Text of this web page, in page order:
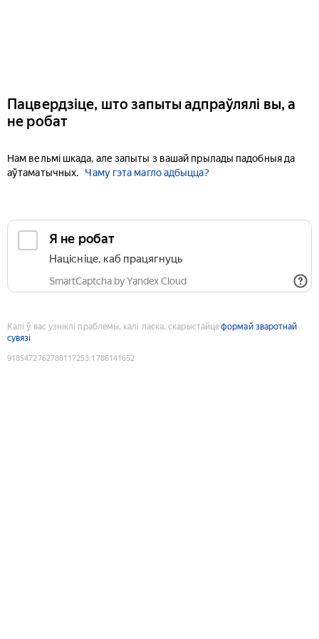
Пацвердзіце, што запыты адпраўлялі вы, а
не робат
Нам вельмі шкада, але запыты з вашай прылады падобныя да
аўтаматычных.
Чаму гэта магло адбыцца?
Я не робат
Націсніце, каб працягнуць
SmartCaptcha by Yandex Cloud
Калі ў вас узніклі праблемы, калі ласка, скарыстайцеформай зваротнай
сувязі
9185472762788117253:1786141652